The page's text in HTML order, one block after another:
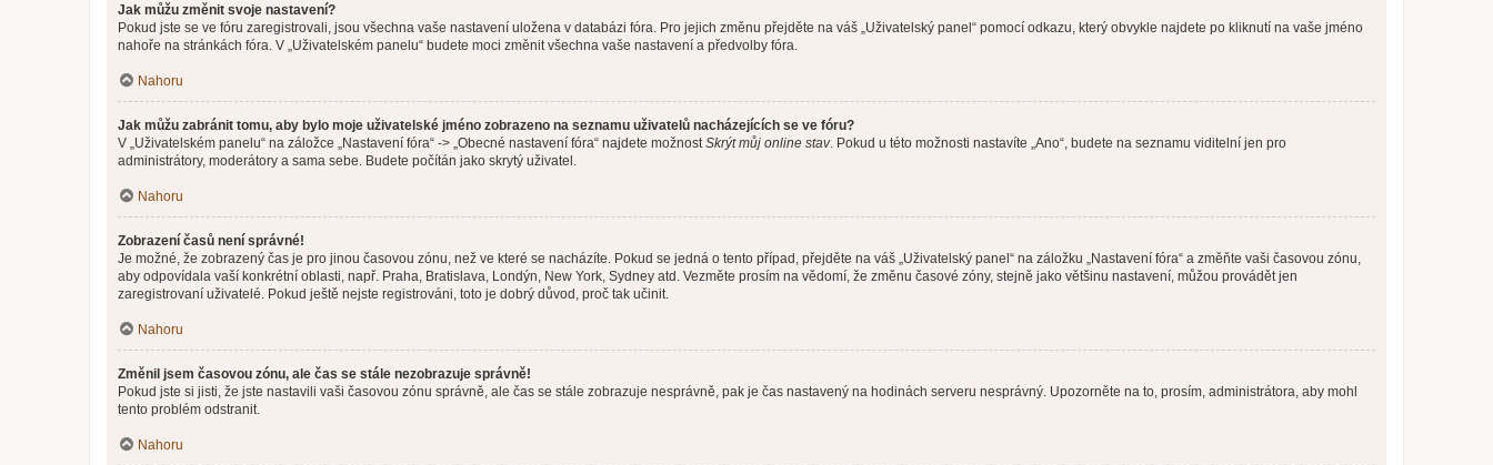
Jak můžu změnit svoje nastavení?
Pokud jste se ve fóru zaregistrovali, jsou všechna vaše nastavení uložena v databázi fóra. Pro jejich změnu přejděte na váš „Uživatelský panel“ pomocí odkazu, který obvykle najdete po kliknutí na vaše jméno
nahoře na stránkách fóra. V „Uživatelském panelu“ budete moci změnit všechna vaše nastavení a předvolby fóra.
Nahoru
Jak můžu zabránit tomu, aby bylo moje uživatelské jméno zobrazeno na seznamu uživatelů nacházejících se ve fóru?
V „Uživatelském panelu“ na záložce „Nastavení fóra“ -> „Obecné nastavení fóra“ najdete možnost Skrýt můj online stav. Pokud u této možnosti nastavíte „Ano“, budete na seznamu viditelní jen pro
administrátory, moderátory a sama sebe. Budete počítán jako skrytý uživatel.
Nahoru
Zobrazení časů není správné!
Je možné, že zobrazený čas je pro jinou časovou zónu, než ve které se nacházíte. Pokud se jedná o tento případ, přejděte na váš „Uživatelský panel“ na záložku „Nastavení fóra“ a změňte vaši časovou zónu,
aby odpovídala vaší konkrétní oblasti, např. Praha, Bratislava, Londýn, New York, Sydney atd. Vezměte prosím na vědomí, že změnu časové zóny, stejně jako většinu nastavení, můžou provádět jen
zaregistrovaní uživatelé. Pokud ještě nejste registrováni, toto je dobrý důvod, proč tak učinit.
Nahoru
Změnil jsem časovou zónu, ale čas se stále nezobrazuje správně!
Pokud jste si jisti, že jste nastavili vaši časovou zónu správně, ale čas se stále zobrazuje nesprávně, pak je čas nastavený na hodinách serveru nesprávný. Upozorněte na to, prosím, administrátora, aby mohl
tento problém odstranit.
Nahoru